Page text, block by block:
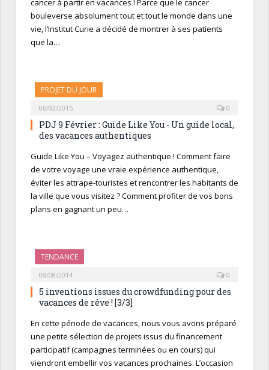
cancer à partir en vacances ! Parce que le cancer
bouleverse absolument tout et tout le monde dans une
vie, l’Institut Curie a décidé de montrer à ses patients
que la…
PROJET DU JOUR
06/02/2015 0
PDJ 9 Février : Guide Like You - Un guide local,
des vacances authentiques
Guide Like You – Voyagez authentique ! Comment faire
de votre voyage une vraie expérience authentique,
éviter les attrape-touristes et rencontrer les habitants de
la ville que vous visitez ? Comment profiter de vos bons
plans en gagnant un peu…
TENDANCE
08/08/2014 0
5 inventions issues du crowdfunding pour des
vacances de rêve ! [3/3]
En cette période de vacances, nous vous avons préparé
une petite sélection de projets issus du financement
participatif (campagnes terminées ou en cours) qui
viendront embellir vos vacances prochaines. L’occasion